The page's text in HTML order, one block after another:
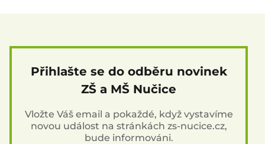
Přihlašte se do odběru novinek
ZŠ a MŠ Nučice
Vložte Váš email a pokaždé, když vystavíme
novou událost na stránkách zs-nucice.cz,
bude informováni.